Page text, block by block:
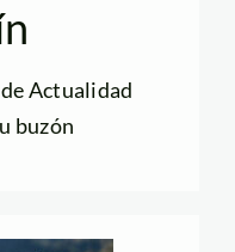
Actualidad
buzón